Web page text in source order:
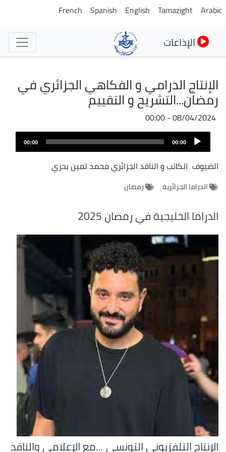
تجاوز
Arabic
Tamazight
English
Spanish
French
الإذاعات
الإنتاج الدرامي و الفكاهي الجزائري في
رمضان...التشريح و التقييم
08/04/2024 - 00:00
Audio
Player
00:00
00:00
الضيوف الكاتب و الناقد الجزائري محمد لمين بحري
الدراما الجزائرية رمضان
الدراما الخليجية في رمضان 2025
الإنتاج التلفزيوني التونسي ...مع الإعلامي والناقد